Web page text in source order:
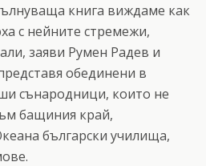
книга виждаме как
с нейните стремежи,
заяви Румен Радев и
обединени в
сънародници, които не
бащиния край,
български училища,